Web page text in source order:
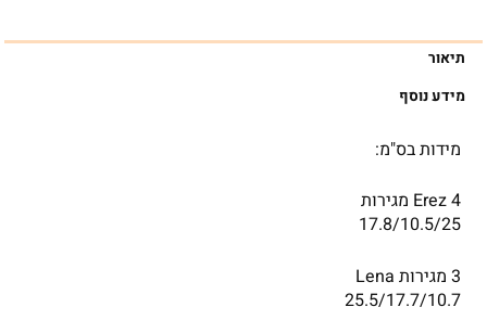
תיאור
מידע נוסף
מידות בס"מ:
Erez 4 מגירות
17.8/10.5/25
3 מגירות Lena
25.5/17.7/10.7